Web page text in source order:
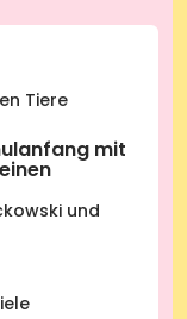
Tiere
mit
und